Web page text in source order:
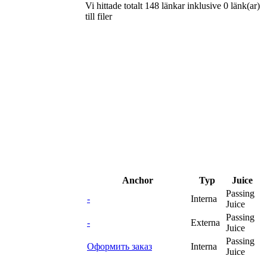
Vi hittade totalt 148 länkar inklusive 0 länk(ar)
till filer
Anchor Typ
Juice
-
Interna
Passing
Juice
-
Externa
Passing
Juice
Оформить заказ
Interna
Passing
Juice